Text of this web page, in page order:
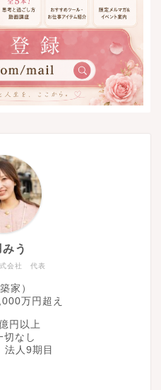
会社 代表
う
家）
万円超え
円以上
なし
人9期目